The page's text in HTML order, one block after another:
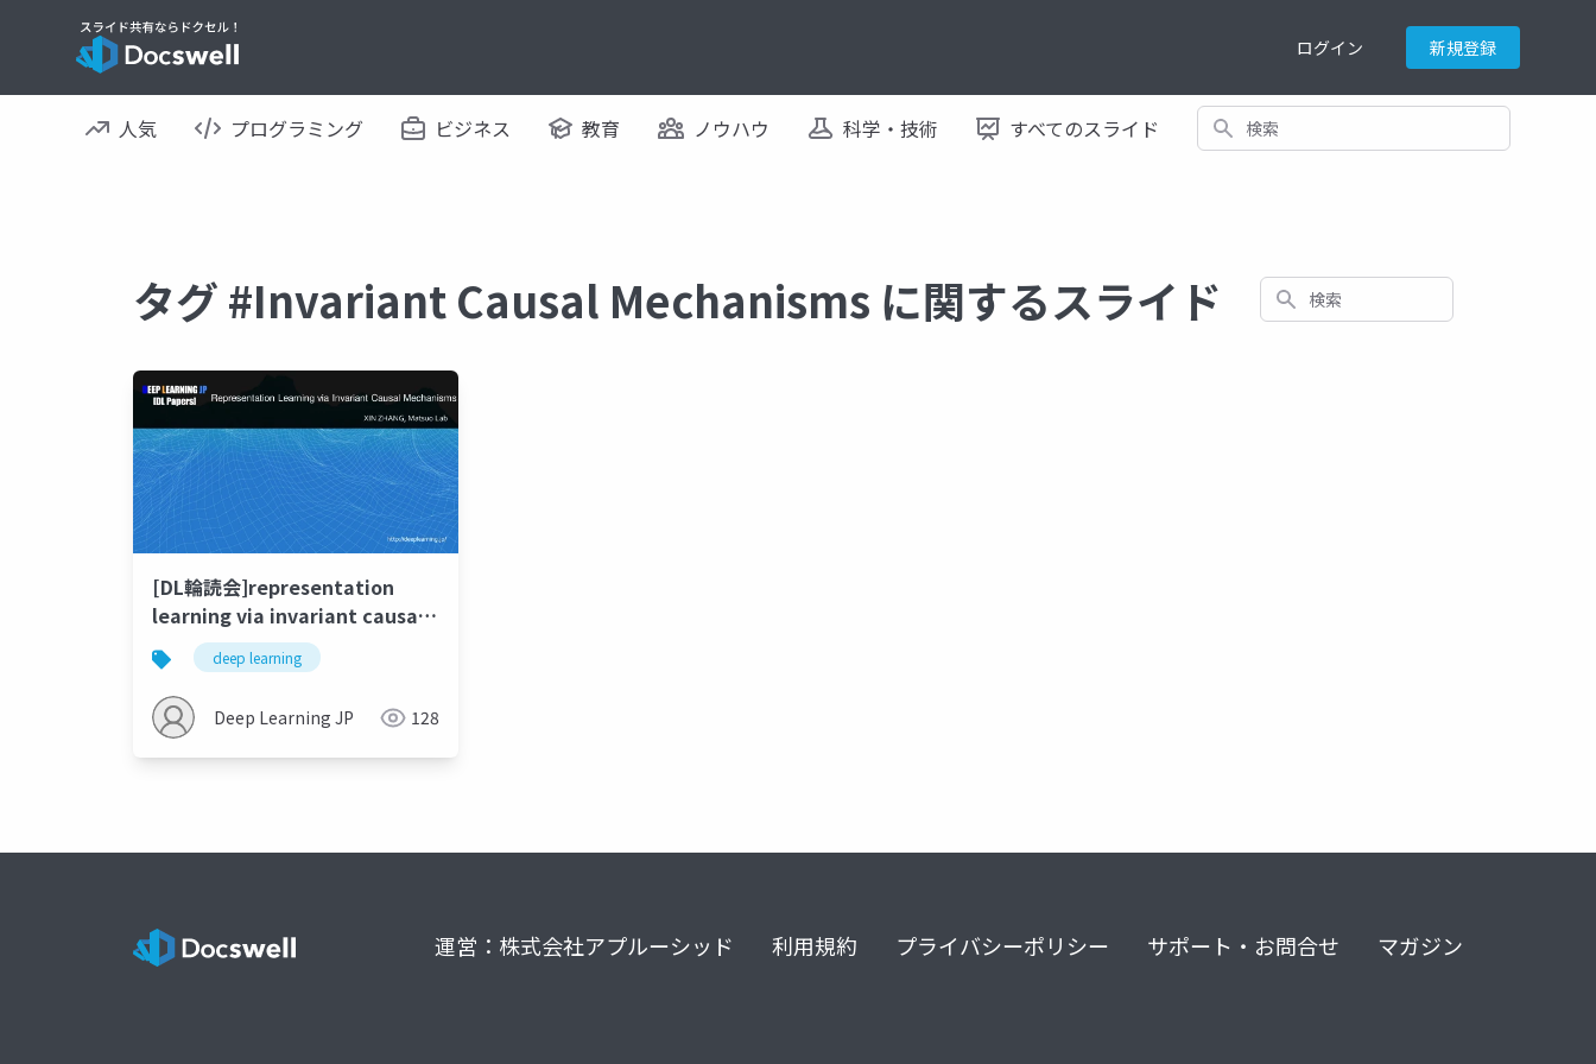
ログイン 新規登録
人気 プログラミング ビジネス 教育 ノウハウ 科学・技術 すべてのスライド 検索
タグ #Invariant Causal Mechanisms に関するスライド 検索
[DL輪読会]representation
learning via invariant causal
mechanisms
deep learning
Deep Learning JP 128
運営：株式会社アプルーシッド 利用規約 プライバシーポリシー サポート・お問合せ マガジン